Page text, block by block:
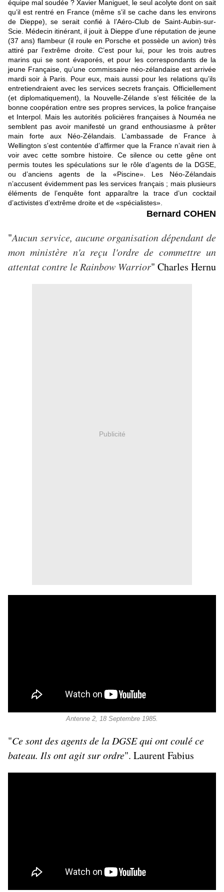
équipe mal soudée ? Xavier Maniguet, le seul acolyte dont on sait
qu’il est rentré en France (même s’il se cache dans les environs
de Dieppe), se serait confié à l’Aéro-Club de Saint-Aubin-sur-
Scie. Médecin itinérant, il jouit à Dieppe d’une réputation de jeune
(37 ans) flambeur (il roule en Porsche et possède un avion) très
attiré par l’extrême droite. C’est pour lui, pour les trois autres
marins qui se sont évaporés, et pour les correspondants de la
jeune Française, qu’une commissaire néo-zélandaise est arrivée
mardi soir à Paris. Pour eux, mais aussi pour les relations qu’ils
entretiendraient avec les services secrets français. Officiellement
(et diplomatiquement), la Nouvelle-Zélande s’est félicitée de la
bonne coopération entre ses propres services, la police française
et Interpol. Mais les autorités policières françaises à Nouméa ne
semblent pas avoir manifesté un grand enthousiasme à prêter
main forte aux Néo-Zélandais. L’ambassade de France à
Wellington s’est contentée d’affirmer que la France n’avait rien à
voir avec cette sombre histoire. Ce silence ou cette gêne ont
permis toutes les spéculations sur le rôle d’agents de la DGSE,
ou d’anciens agents de la «Piscine». Les Néo-Zélandais
n’accusent évidemment pas les services français ; mais plusieurs
éléments de l’enquête font apparaître la trace d’un cocktail
d’activistes d’extrême droite et de «spécialistes».
Bernard COHEN
"Aucun service, aucune organisation dépendant de
mon ministère n'a reçu l'ordre de commettre un
attentat contre le Rainbow Warrior" Charles Hernu
Publicité
Antenne 2, 18 Septembre 1985.
"Ce sont des agents de la DGSE qui ont coulé ce
bateau. Ils ont agit sur ordre". Laurent Fabius